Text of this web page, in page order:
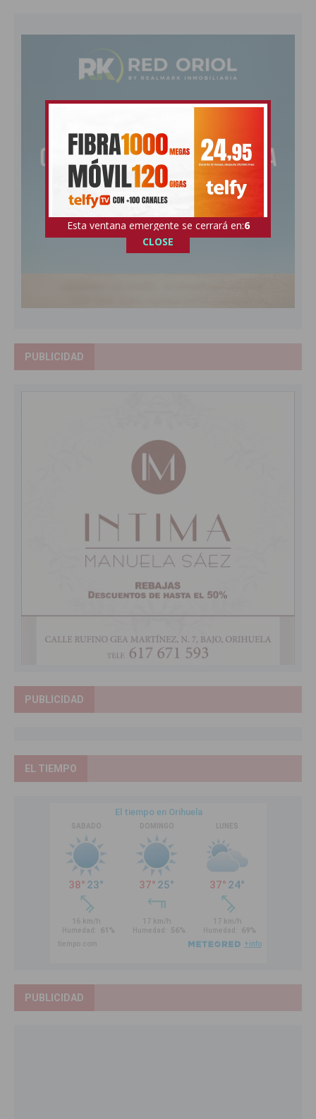
PUBLICIDAD
PUBLICIDAD
EL TIEMPO
PUBLICIDAD
Esta ventana emergente se cerrará en:4
CLOSE